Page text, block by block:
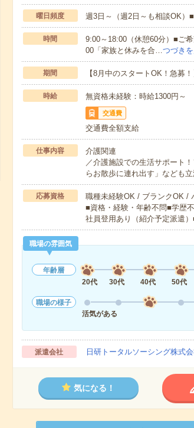
曜日頻度 週3日～（週2日～も相談OK）
時間
9:00～18:00（休憩60分）■ご
00「家族と休みを合…つづき
期間 【8月中のスタートOK！急募
時給 無資格未経験：時給1300円
交通費
交通費全額支給
仕事内容
介護関連
／介護施設での生活サポート
らお散歩に連れ出す」なども
応募資格
職種未経験OK / ブランクOK /
■資格・経験・年齢不問■学歴
社員登用あり（紹介予定派遣
職場の雰囲気
年齢層
20代
30代 40代 50代
職場の様子
活気がある
派遣会社 日研トータルソーシング株式
気になる！